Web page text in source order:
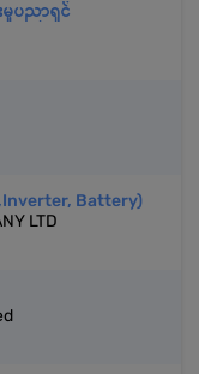
မှုပညာရှင်
Battery)
LTD